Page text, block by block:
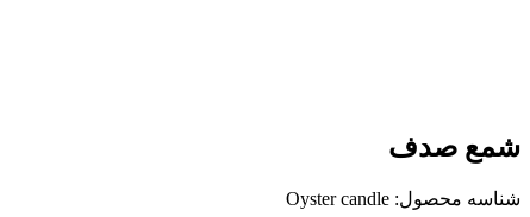
شمع صدف
شناسه محصول: Oyster candle